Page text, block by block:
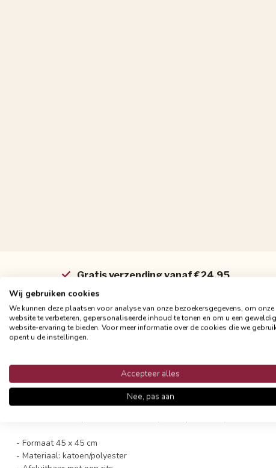
Gratis verzending vanaf €24,95
Retro printjes komen weer terug! Dit 'Retro' sierkussen is echt de
De hoes heeft een retro print aan beide kanten en is gemakkelijk
hoes het beste op een milde manier (liefst op de hand) wassen,
- Formaat 45 x 45 cm
- Materiaal: katoen/polyester
Wij gebruiken cookies
We kunnen deze plaatsen voor analyse van onze bezoekersgegevens, om onze
website te verbeteren, gepersonaliseerde inhoud te tonen en om u een
website-ervaring te bieden. Voor meer informatie over de cookies die we
opent u de instellingen.
Accepteer alles
Nee, pas aan